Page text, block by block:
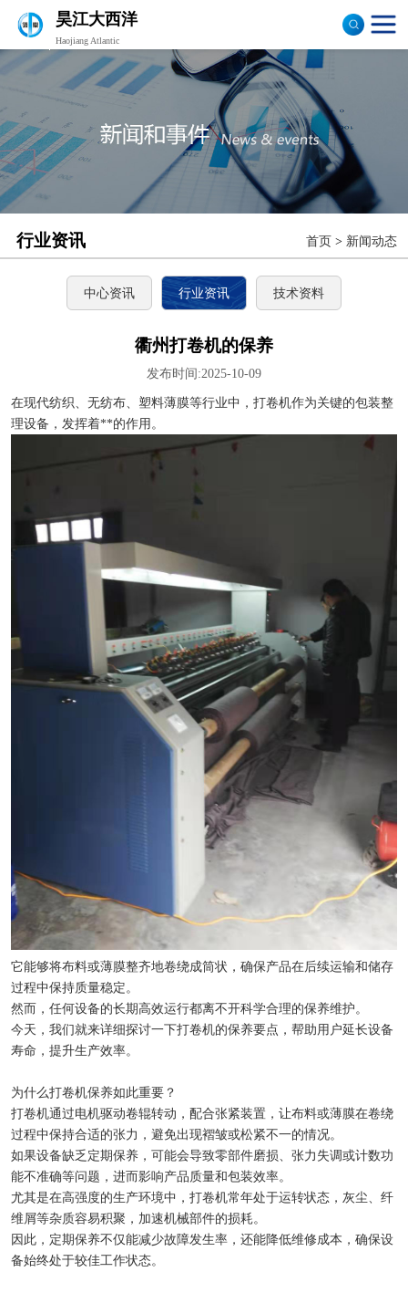
昊江大西洋
Haojiang Atlantic
行业资讯 首页 > 新闻动态
中心资讯 行业资讯 技术资料
衢州打卷机的保养
发布时间:2025-10-09
在现代纺织、无纺布、塑料薄膜等行业中，打卷机作为关键的包装整
理设备，发挥着**的作用。
它能够将布料或薄膜整齐地卷绕成筒状，确保产品在后续运输和储存
过程中保持质量稳定。
然而，任何设备的长期高效运行都离不开科学合理的保养维护。
今天，我们就来详细探讨一下打卷机的保养要点，帮助用户延长设备
寿命，提升生产效率。
为什么打卷机保养如此重要？
打卷机通过电机驱动卷辊转动，配合张紧装置，让布料或薄膜在卷绕
过程中保持合适的张力，避免出现褶皱或松紧不一的情况。
如果设备缺乏定期保养，可能会导致零部件磨损、张力失调或计数功
能不准确等问题，进而影响产品质量和包装效率。
尤其是在高强度的生产环境中，打卷机常年处于运转状态，灰尘、纤
维屑等杂质容易积聚，加速机械部件的损耗。
因此，定期保养不仅能减少故障发生率，还能降低维修成本，确保设
备始终处于较佳工作状态。
验布机
打卷机
切边机
布匹包装机